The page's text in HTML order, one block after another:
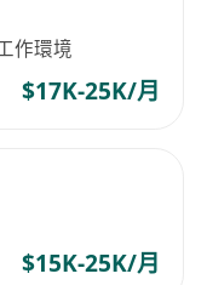
作環境
$17K-25K/月
$15K-25K/月